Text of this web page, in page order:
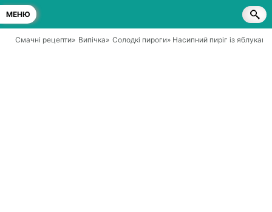
МЕНЮ
Смачні рецепти» Випічка» Солодкі пироги» Насипний пиріг із яблуками